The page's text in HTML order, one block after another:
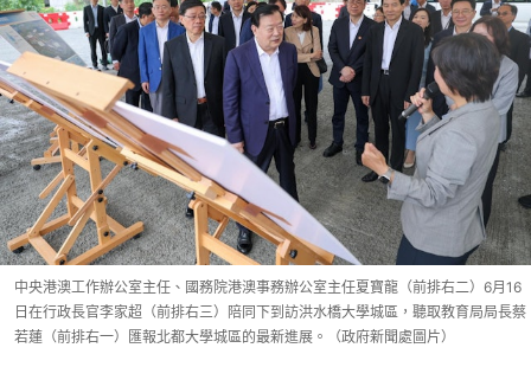
中央港澳工作辦公室主任、國務院港澳事務辦公室主任夏寶龍（前排右二）6月16
日在行政長官李家超（前排右三）陪同下到訪洪水橋大學城區，聽取教育局局長蔡
若蓮（前排右一）匯報北都大學城區的最新進展。（政府新聞處圖片）